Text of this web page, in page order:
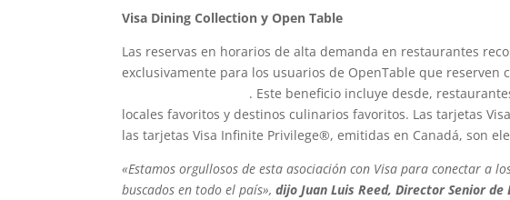
Visa Dining Collection y Open Table
Las reservas en horarios de alta demanda en restaurantes
exclusivamente para los usuarios de OpenTable que reserven
. Este beneficio incluye desde,
locales favoritos y destinos culinarios favoritos. Las tarjetas
las tarjetas Visa Infinite Privilege®, emitidas en Canadá, son
«Estamos orgullosos de esta asociación con Visa para conectar a
buscados en todo el país»,dijo Juan Luis Reed, Director Senior